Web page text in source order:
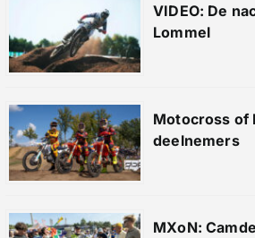
VIDEO: De
Lommel
Motocross of
deelnemers
MXoN: